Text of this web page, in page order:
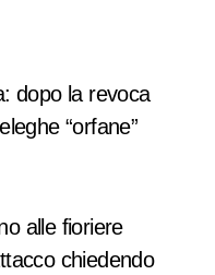
dopo la revoca
“orfane”
alle fioriere
chiedendo